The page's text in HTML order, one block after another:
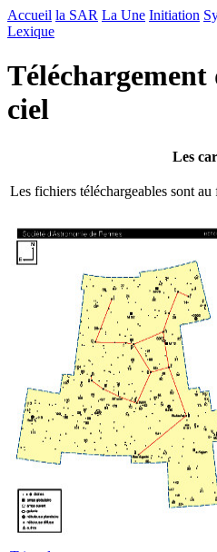
Accueil la SAR La Une Initiation
Lexique
Téléchargement
ciel
Les
Les fichiers téléchargeables sont au